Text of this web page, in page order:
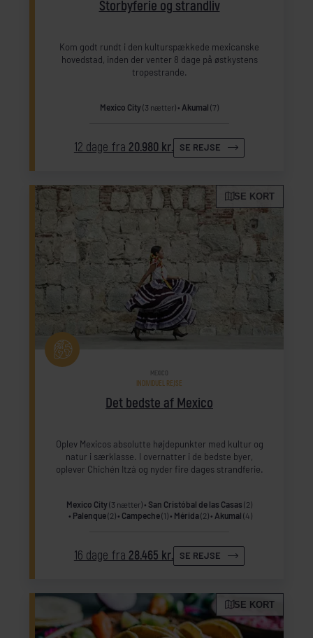
Storbyferie og strandliv
Kom godt rundt i den kulturspækkede mexicanske
hovedstad, inden der venter 8 dage på østkystens
tropestrande.
Mexico City(3 nætter) Akumal (7)
12 dage fra 20.980 kr. SE REJSE
SE KORT
Det bedste af Mexico
MEXICO
INDIVIDUEL REJSE
Oplev Mexicos absolutte højdepunkter med kultur og
natur i særklasse. I overnatter i de bedste byer,
oplever Chichén Itzá og nyder fire dages strandferie.
Mexico City(3 nætter) San Cristóbal de las Casas (2)
Palenque(2) Campeche(1) Mérida(2) Akumal (4)
16 dage fra 28.465 kr. SE REJSE
SE KORT